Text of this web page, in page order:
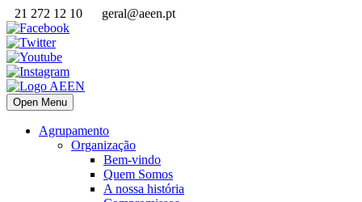
21 272 12 10 geral@aeen.pt
Open Menu
Agrupamento
Organização
Bem-vindo
Quem Somos
A nossa história